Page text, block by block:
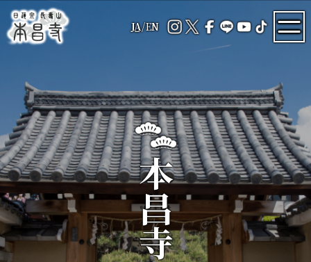
JA/EN
本昌寺